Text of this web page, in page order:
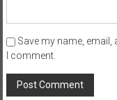
Save my name,
I comment.